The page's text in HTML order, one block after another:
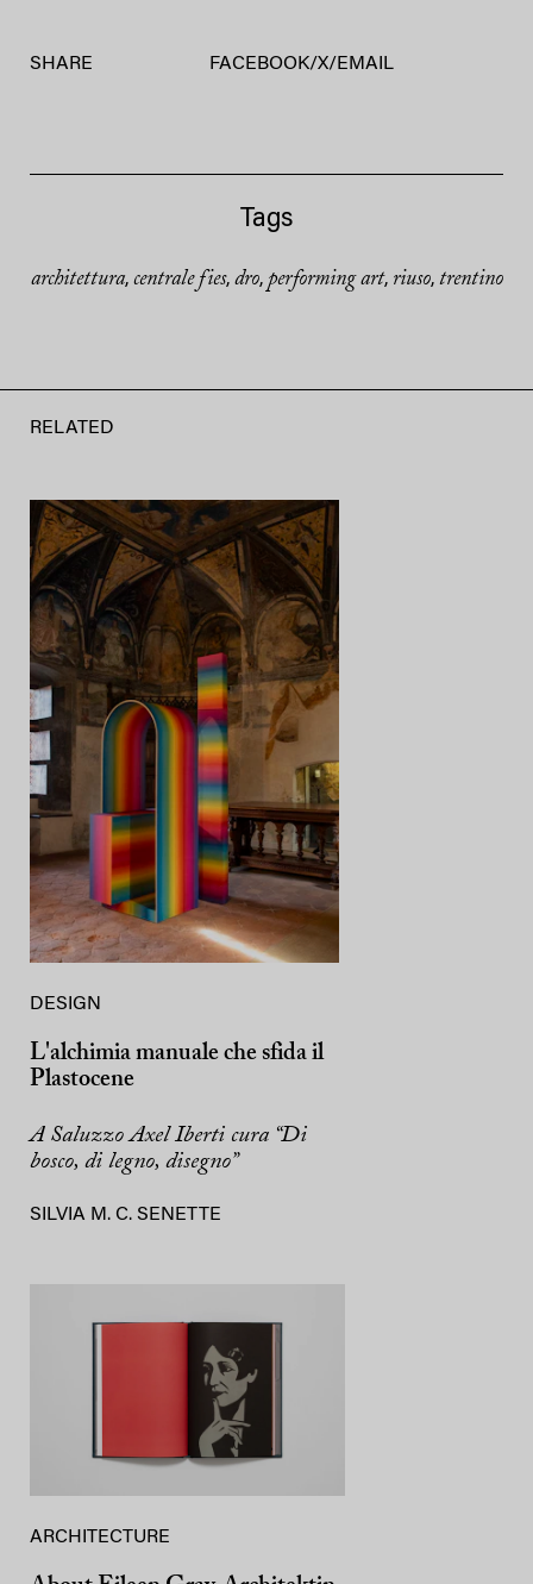
SHARE FACEBOOK/X/EMAIL
Tags
architettura, centrale fies, dro, performing art, riuso, trentino
RELATED
DESIGN
L'alchimia manuale che sfida il
Plastocene
A Saluzzo Axel Iberti cura “Di
bosco, di legno, disegno”
SILVIA M. C. SENETTE
ARCHITECTURE